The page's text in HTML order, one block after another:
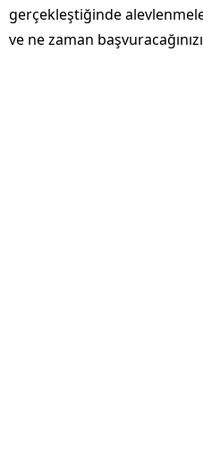
gerçekleştiğinde
ve ne zaman